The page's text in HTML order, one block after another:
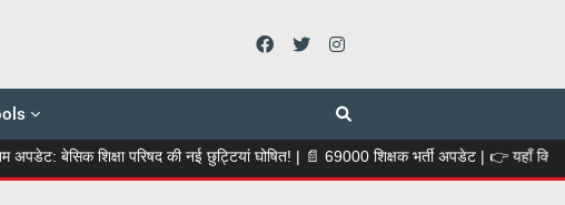
शिक्षा परिषद की नई छुट्टियां घोषित! | 📄 69000 शिक्षक भर्ती अपडेट | 👉 यहाँ क्लिक करें...